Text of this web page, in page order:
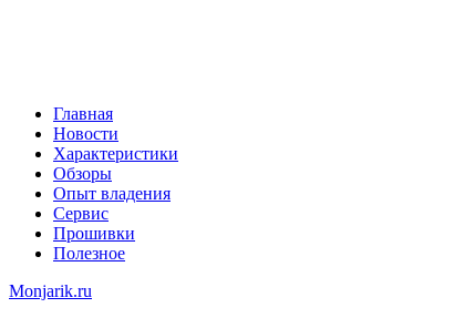
Главная
Новости
Характеристики
Обзоры
Опыт владения
Сервис
Прошивки
Полезное
Monjarik.ru